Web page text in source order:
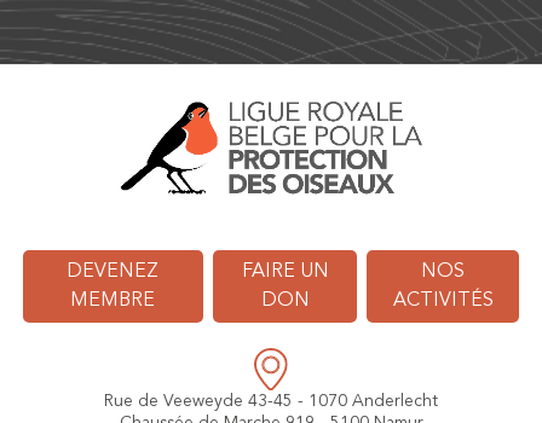
DEVENEZ
MEMBRE
FAIRE UN
DON
NOS
ACTIVITÉS
Rue de Veeweyde 43-45 - 1070 Anderlecht